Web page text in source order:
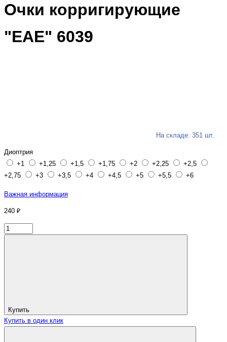
Очки корригирующие
"ЕАЕ" 6039
На складе: 351 шт.
Диоптрия
+1
+1,25 +1,5 +1,75 +2 +2,25
+2,5
+2,75
+3 +3,5 +4 +4,5 +5 +5,5 +6
Важная информация
240 ₽
Купить
Купить в один клик